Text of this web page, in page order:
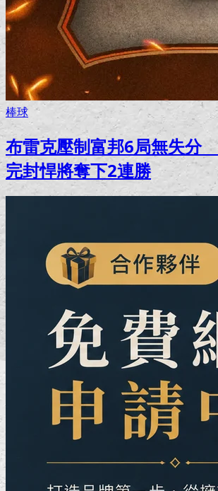
棒球
布雷克壓制富邦6局無失分
完封悍將奪下2連勝